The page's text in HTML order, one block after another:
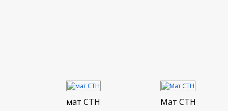
мат СТН Мат СТН